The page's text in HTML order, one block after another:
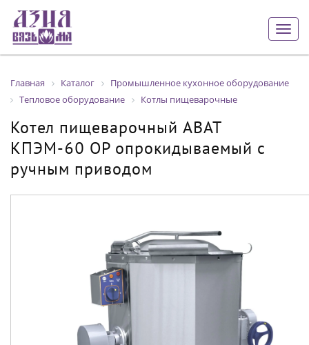
Главная Каталог
Промышленное кухонное оборудование
Тепловое оборудование
Котлы пищеварочные
Котел пищеварочный ABAT
КПЭМ-60 ОР опрокидываемый с
ручным приводом